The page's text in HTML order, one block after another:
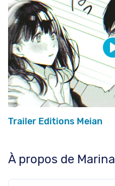
Trailer Editions Meian
À propos de Marina